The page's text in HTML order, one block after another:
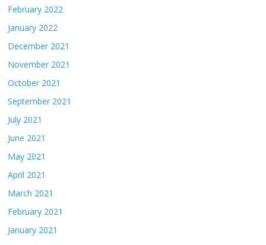
February 2022
January 2022
December 2021
November 2021
October 2021
September 2021
July 2021
June 2021
May 2021
April 2021
March 2021
February 2021
January 2021